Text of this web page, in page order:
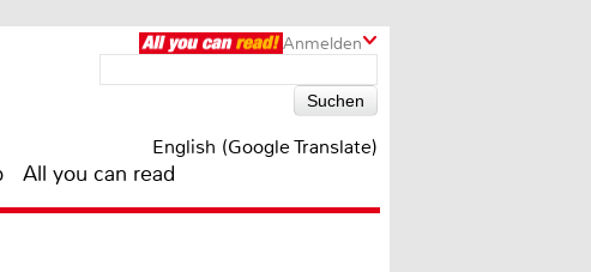
Anmelden
English (Google Translate)
All you can read